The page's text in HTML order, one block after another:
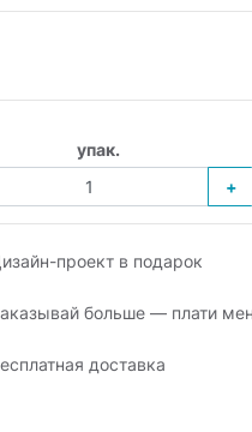
упак.
+
проект в подарок
больше — плати
доставка